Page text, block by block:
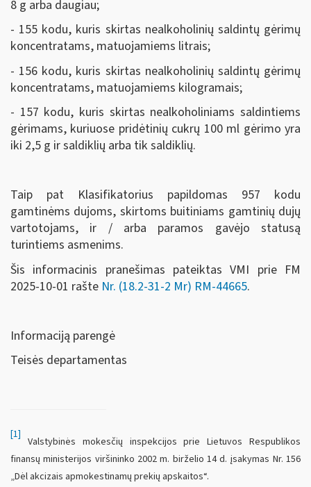
8 g arba daugiau;
- 155 kodu, kuris skirtas nealkoholinių saldintų gėrimų
koncentratams, matuojamiems litrais;
- 156 kodu, kuris skirtas nealkoholinių saldintų gėrimų
koncentratams, matuojamiems kilogramais;
- 157 kodu, kuris skirtas nealkoholiniams saldintiems
gėrimams, kuriuose pridėtinių cukrų 100 ml gėrimo yra
iki 2,5 g ir saldiklių arba tik saldiklių.
Taip pat Klasifikatorius papildomas 957 kodu
gamtinėms dujoms, skirtoms buitiniams gamtinių dujų
vartotojams, ir / arba paramos gavėjo statusą
turintiems asmenims.
Šis informacinis pranešimas pateiktas VMI prie FM
2025-10-01 rašte Nr. (18.2-31-2 Mr) RM-44665.
Informaciją parengė
Teisės departamentas
[1]
Valstybinės mokesčių inspekcijos prie Lietuvos Respublikos
finansų ministerijos viršininko 2002 m. birželio 14 d. įsakymas Nr. 156
„Dėl akcizais apmokestinamų prekių apskaitos“.